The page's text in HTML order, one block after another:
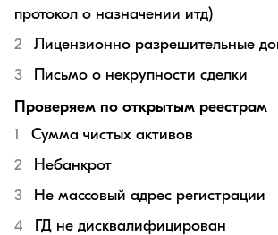
протокол о назначении итд)
Лицензионно разрешительные
Письмо о некрупности сделки
Проверяем по открытым реестрам
Сумма чистых активов
Небанкрот
Не массовый адрес регистрации
ГД не дисквалифицирован